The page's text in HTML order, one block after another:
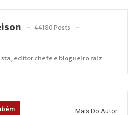
44180 Posts
editor chefe e blogueiro raiz
Mais Do Autor